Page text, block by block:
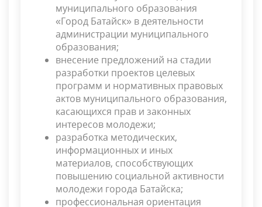
муниципального образования
«Город Батайск» в деятельности
администрации муниципального
образования;
внесение предложений на стадии
разработки проектов целевых
программ и нормативных правовых
актов муниципального образования,
касающихся прав и законных
интересов молодежи;
разработка методических,
информационных и иных
материалов, способствующих
повышению социальной активности
молодежи города Батайска;
профессиональная ориентация